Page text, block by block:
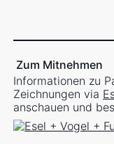
Zum Mitnehmen
Informationen zu
Zeichnungen via
anschauen und